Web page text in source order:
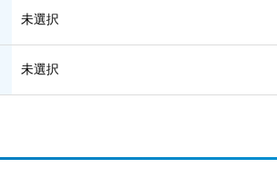
未選択
未選択